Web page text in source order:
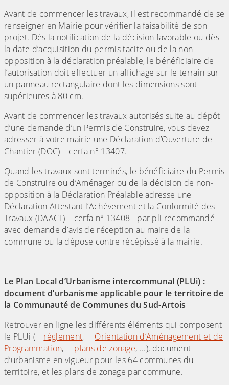
Avant de commencer les travaux, il est recommandé de se
renseigner en Mairie pour vérifier la faisabilité de son
projet. Dès la notification de la décision favorable ou dès
la date d’acquisition du permis tacite ou de la non-
opposition à la déclaration préalable, le bénéficiaire de
l’autorisation doit effectuer un affichage sur le terrain sur
un panneau rectangulaire dont les dimensions sont
supérieures à 80 cm.
Avant de commencer les travaux autorisés suite au dépôt
d’une demande d’un Permis de Construire, vous devez
adresser à votre mairie une Déclaration d’Ouverture de
Chantier (DOC) – cerfa n° 13407.
Quand les travaux sont terminés, le bénéficiaire du Permis
de Construire ou d’Aménager ou de la décision de non-
opposition à la Déclaration Préalable adresse une
Déclaration Attestant l’Achèvement et la Conformité des
Travaux (DAACT) – cerfa n° 13408 - par pli recommandé
avec demande d’avis de réception au maire de la
commune ou la dépose contre récépissé à la mairie.
Le Plan Local d’Urbanisme intercommunal (PLUi) :
document d’urbanisme applicable pour le territoire de
la Communauté de Communes du Sud-Artois
Retrouver en ligne les différents éléments qui composent
le PLUi (
règlement,
Orientation d’Aménagement et de
Programmation, plans de zonage, ...), document
d’urbanisme en vigueur pour les 64 communes du
territoire, et les plans de zonage par commune.